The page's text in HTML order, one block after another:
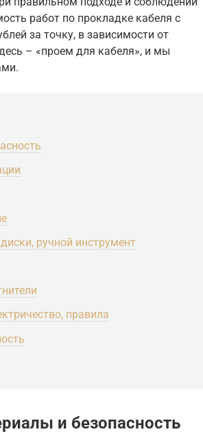
работ по прокладке кабеля с
за точку, в зависимости от
– «проем для кабеля», и мы
ручной инструмент
правила
и безопасность